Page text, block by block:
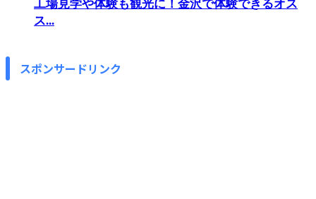
工場見学や体験も観光に！金沢で体験できるオス
ス...
スポンサードリンク